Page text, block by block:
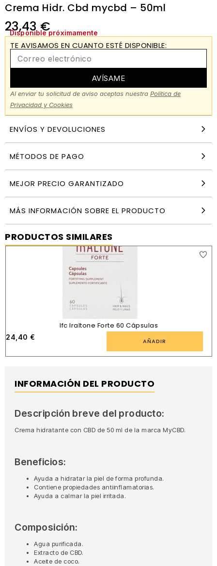
Crema Hidr. Cbd mycbd – 50ml
23,43 €
Disponible próximamente
TE AVISAMOS EN CUANTO ESTÉ DISPONIBLE:
AVÍSAME
Al enviar tu solicitud de aviso aceptas nuestra Política de
Privacidad y Cookies
ENVÍOS Y DEVOLUCIONES
MÉTODOS DE PAGO
MEJOR PRECIO GARANTIZADO
MÁS INFORMACIÓN SOBRE EL PRODUCTO
PRODUCTOS SIMILARES
Ifc Iraltone Forte 60 Cápsulas
24,40 € AÑADIR
INFORMACIÓN DEL PRODUCTO
Descripción breve del producto:
Crema hidratante con CBD de 50 ml de la marca MyCBD.
Beneficios:
Ayuda a hidratar la piel de forma profunda.
Contiene propiedades antiinflamatorias.
Ayuda a calmar la piel irritada.
Composición:
Agua purificada.
Extracto de CBD.
Aceite de coco.